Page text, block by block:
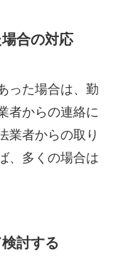
合の対応
った場合は、勤
者からの連絡に
業者からの取り
、多くの場合は
討する